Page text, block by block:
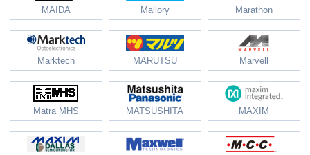
MAIDA Mallory Marathon
Marktech MARUTSU Marvell
Matra MHS MATSUSHITA MAXIM